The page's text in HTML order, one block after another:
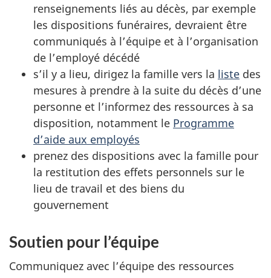
renseignements liés au décès, par exemple
les dispositions funéraires, devraient être
communiqués à l’équipe et à l’organisation
de l’employé décédé
s’il y a lieu, dirigez la famille vers la liste des
mesures à prendre à la suite du décès d’une
personne et l’informez des ressources à sa
disposition, notamment le Programme
d’aide aux employés
prenez des dispositions avec la famille pour
la restitution des effets personnels sur le
lieu de travail et des biens du
gouvernement
Soutien pour l’équipe
Communiquez avec l’équipe des ressources